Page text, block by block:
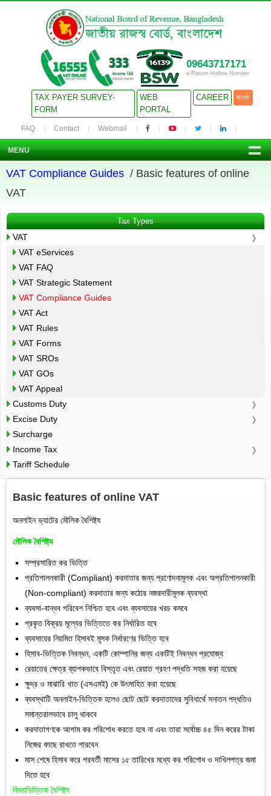
09643717171
e-Return Hotline Number
TAX PAYER SURVEY-
FORM
WEB
PORTAL
CAREER বাংলা
FAQ Contact Webmail
MENU
VAT Compliance Guides / Basic features of online
VAT
Tax Types
VAT
VAT eServices
VAT FAQ
VAT Strategic Statement
VAT Compliance Guides
VAT Act
VAT Rules
VAT Forms
VAT SROs
VAT GOs
VAT Appeal
Customs Duty
Excise Duty
Surcharge
Income Tax
Tariff Schedule
Basic features of online VAT
অনলাইন ভ্যাটের মৌলিক বৈশিষ্ট্য
মৌলিক বৈশিষ্ট্য
সম্প্রসারিত কর ভিত্তি
প্রতিপালনকারী (Compliant) করদাতার জন্য প্রণোদনামূলক এবং অপ্রতিপালনকারী
(Non-compliant) করদাতার জন্য কঠোর নজরদারীমূলক ব্যবস্থা
ব্যবসা-বান্ধব পরিবেশ নিশ্চিত হবে এবং ব্যবসায়ের খরচ কমবে
প্রকৃত বিক্রয় মূল্যের ভিত্তিতে কর নির্ধারিত হবে
ব্যবসায়ের নিয়মিত হিসাবই মূসক নির্ধারণের ভিত্তি হবে
হিসাব-ভিত্তিক নিবন্ধন, একটি কোম্পানির জন্য একটিই নিবন্ধন প্রযোজ্য
রেয়াতের ক্ষেত্র ব্যাপকভাবে বিস্তৃত এবং রেয়াত গ্রহণ পদ্ধতি সহজ করা হয়েছে
ক্ষুদ্র ও মাঝারি খাত (এসএমই) কে উৎসাহিত করা হয়েছে
ব্যবস্থাটি অনলাইন-ভিত্তিক হলেও ছোট ছোট করদাতাদের সুবিধার্থে সনাতন পদ্ধতিও
সমান্তরালভাবে চালু থাকবে
করদাতাগণকে আগাম কর পরিশোধ করতে হবে না এবং তারা সর্বোচ্চ ৪৫ দিন করের টাকা
নিজের কাছে রাখতে পারবেন
মাস শেষে হিসাব করে পরবর্তী মাসের ১৫ তারিখের মধ্যে কর পরিশোধ ও দাখিলপত্র জমা
দিতে হবে
বিষয়ভিত্তিক বৈশিষ্ট্য